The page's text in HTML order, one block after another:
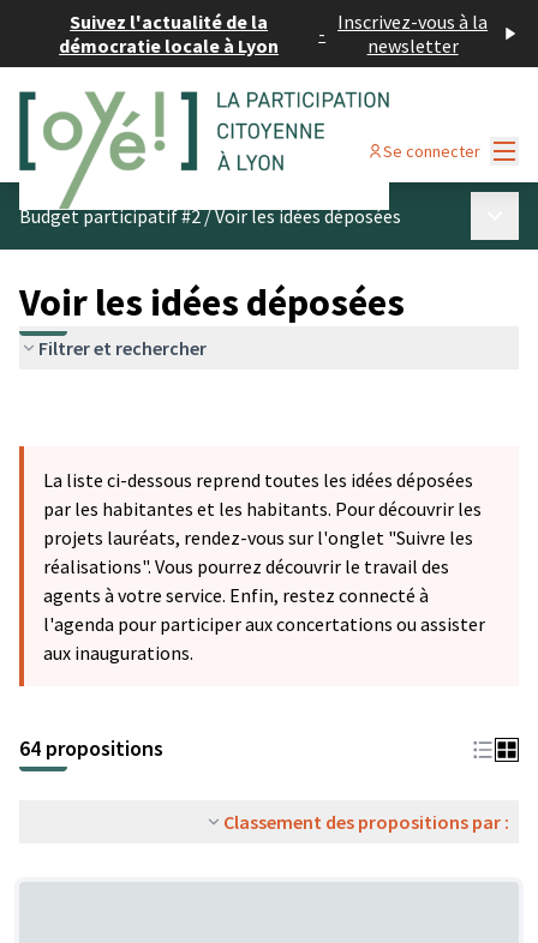
Suivez l'actualité de la
démocratie locale à Lyon
- Inscrivez-vous à la
newsletter
Se connecter
Budget participatif #2/Voir les idées déposées
Voir les idées déposées
Filtrer et rechercher
La liste ci-dessous reprend toutes les idées déposées
par les habitantes et les habitants. Pour découvrir les
projets lauréats, rendez-vous sur l'onglet "Suivre les
réalisations". Vous pourrez découvrir le travail des
agents à votre service. Enfin, restez connecté à
l'agenda pour participer aux concertations ou assister
aux inaugurations.
64 propositions
Classement des propositions par :